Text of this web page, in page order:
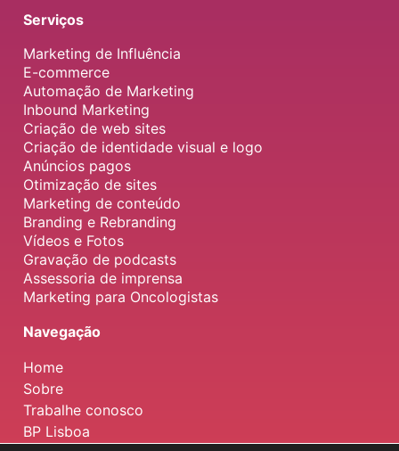
Serviços
Marketing de Influência
E-commerce
Automação de Marketing
Inbound Marketing
Criação de web sites
Criação de identidade visual e logo
Anúncios pagos
Otimização de sites
Marketing de conteúdo
Branding e Rebranding
Vídeos e Fotos
Gravação de podcasts
Assessoria de imprensa
Marketing para Oncologistas
Navegação
Home
Sobre
Trabalhe conosco
BP Lisboa